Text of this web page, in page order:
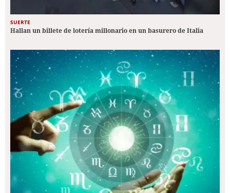
SUERTE
Hallan un billete de lotería millonario en un basurero de Italia